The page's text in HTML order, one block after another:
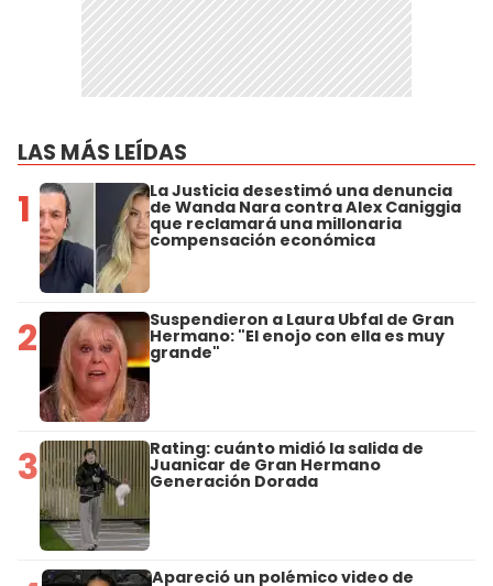
LAS MÁS LEÍDAS
1 La Justicia desestimó una denuncia
de Wanda Nara contra Alex Caniggia
que reclamará una millonaria
compensación económica
2 Suspendieron a Laura Ubfal de Gran
Hermano: "El enojo con ella es muy
grande"
3 Rating: cuánto midió la salida de
Juanicar de Gran Hermano
Generación Dorada
Apareció un polémico video de